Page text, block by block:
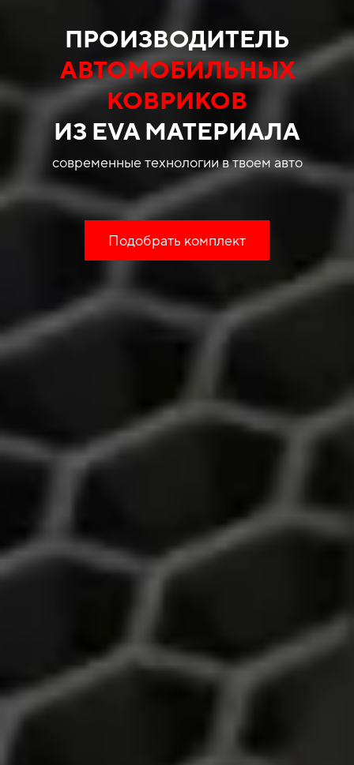
ПРОИЗВОДИТЕЛЬ
АВТОМОБИЛЬНЫХ
КОВРИКОВ
ИЗ EVA МАТЕРИАЛА
современные технологии в твоем авто
Подобрать комплект